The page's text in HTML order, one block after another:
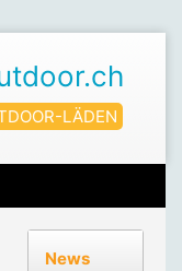
LÄDEN
News